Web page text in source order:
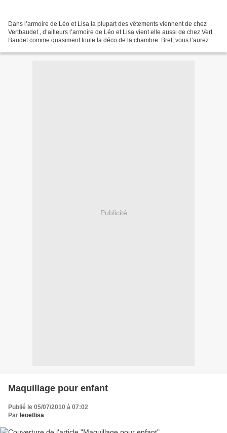
Dans l’armoire de Léo et Lisa la plupart des vêtements viennent de chez
Vertbaudet , d’ailleurs l’armoire de Léo et Lisa vient elle aussi de chez Vert
Baudet comme quasiment toute la déco de la chambre. Bref, vous l’aurez
Publicité
Maquillage pour enfant
Publié le 05/07/2010 à 07:02
Par leoetlisa